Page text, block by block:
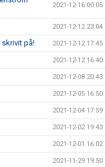
2021-12-16 00:05
2021-12-12 23:04
skrivit på! 2021-12-12 17:45
2021-12-12 16:40
2021-12-08 20:43
2021-12-05 16:50
2021-12-04 17:59
2021-12-02 19:43
2021-12-01 16:02
2021-11-29 19:50